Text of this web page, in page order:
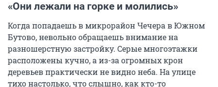
«Они лежали на горке и молились»
Когда попадаешь в микрорайон Чечера в Южном
Бутово, невольно обращаешь внимание на
разношерстную застройку. Серые многоэтажки
расположены кучно, а из-за огромных крон
деревьев практически не видно неба. На улице
тихо настолько, что слышно, как кто-то